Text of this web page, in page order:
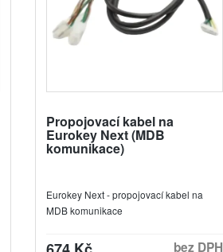
Propojovací kabel na
Eurokey Next (MDB
komunikace)
Eurokey Next - propojovací kabel na
MDB komunikace
bez DPH